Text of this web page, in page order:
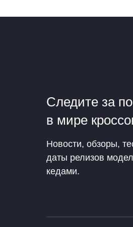
Следите за
в мире
Новости, обзоры,
даты релизов
кедами.